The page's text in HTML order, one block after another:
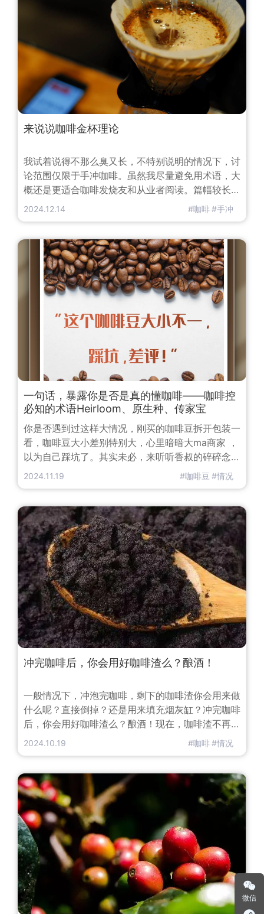
贴切的资讯，像是如何品尝萃
来说说咖啡金杯理论
我试着说得不那么臭又长，不特别说明的情况下，讨
论范围仅限于手冲咖啡。虽然我尽量避免用术语，大
概还是更适合咖啡发烧友和从业者阅读。篇幅较长，
请自备沙发、靠枕、咖啡……哦，未经许可不得转
此结束。喂喂！我们当然要以好喝为导向，但是……
总会有有一些更客观的指标来衡量吧？我们先来看题
图中的图表。Brewing Con
2024.12.14 #咖啡#手冲
一句话，暴露你是否是真的懂咖啡——咖啡控
必知的术语Heirloom、原生种、传家宝
你是否遇到过这样大情况，刚买的咖啡豆拆开包装一
看，咖啡豆大小差别特别大，心里暗暗大ma商家 ，
以为自己踩坑了。其实未必，来听听香叔的碎碎念
吧。不知道你有没有留意到，埃塞的咖啡豆包装上经
亚出产的咖啡，所有无法区分品种的豆子，都会统一
称为Heirloom。这还真不是埃塞人多么鸡贼，想了
这么个通
2024.11.19 #咖啡豆 #情况
冲完咖啡后，你会用好咖啡渣么？酿酒！
一般情况下，冲泡完咖啡，剩下的咖啡渣你会用来做
什么呢？直接倒掉？还是用来填充烟灰缸？冲完咖啡
后，你会用好咖啡渣么？酿酒！现在，咖啡渣不再只
是渣了，咖啡又有了新的创意。研究人员已经找到了
用不同寻常的原料来打造出不同口味的新型酒。一些
科学家开始探索利用咖啡渣进行酿酒的潜能。其中葡
萄牙和加里西亚的研究者们利用咖啡渣
2024.10.19 #咖啡#情况
微信